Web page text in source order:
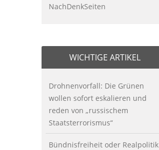
NachDenkSeiten
WICHTIGE ARTIKEL
Drohnenvorfall: Die Grünen
wollen sofort eskalieren und
reden von „russischem
Staatsterrorismus“
Bündnisfreiheit oder Realpolitik